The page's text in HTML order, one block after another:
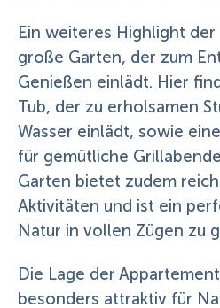
Ein weiteres Highlight
große Garten, der zum
Genießen einlädt. Hier
Tub, der zu erholsamen
Wasser einlädt, sowie
für gemütliche
Garten bietet zudem
Aktivitäten und ist ein
Natur in vollen Zügen zu
Die Lage der
besonders attraktiv für